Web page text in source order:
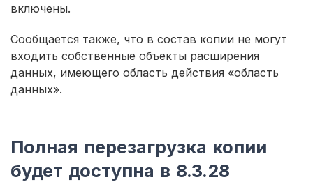
включены.
Сообщается также, что в состав копии не могут
входить собственные объекты расширения
данных, имеющего область действия «область
данных».
Полная перезагрузка копии
будет доступна в 8.3.28